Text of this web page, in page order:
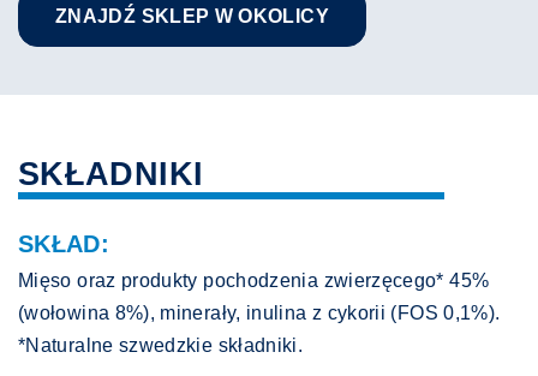
ZNAJDŹ SKLEP W OKOLICY
SKŁADNIKI
SKŁAD:
Mięso oraz produkty pochodzenia zwierzęcego* 45%
(wołowina 8%), minerały, inulina z cykorii (FOS 0,1%).
*Naturalne szwedzkie składniki.